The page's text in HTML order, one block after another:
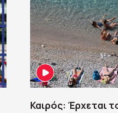
Καιρός: Έρχεται